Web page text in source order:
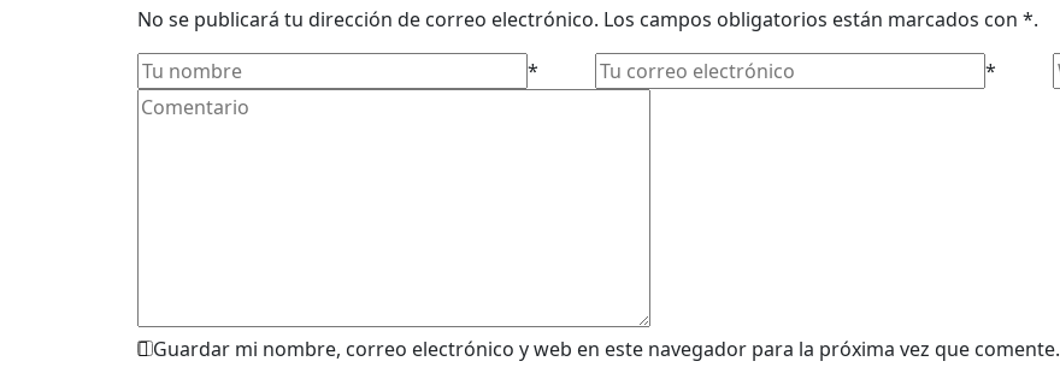
No se publicará tu dirección de correo electrónico. Los campos obligatorios están marcados con *.
*
*
Guardar mi nombre, correo electrónico y web en este navegador para la próxima vez que comente.